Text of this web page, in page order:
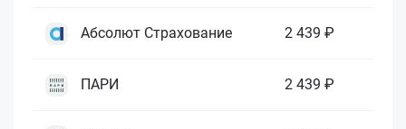
Абсолют Страхование 2 439 ₽
ПАРИ 2 439 ₽